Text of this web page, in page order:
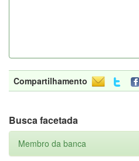
Compartilhamento
Busca facetada
Membro da banca